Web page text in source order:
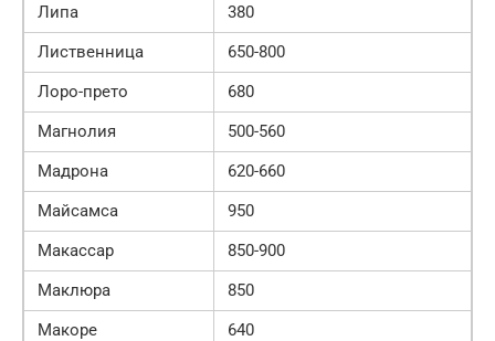
Липа
380
Лиственница
650-800
Лоро-прето
680
Магнолия
500-560
Мадрона
620-660
Майсамса
950
Макассар
850-900
Маклюра
850
Макоре
640